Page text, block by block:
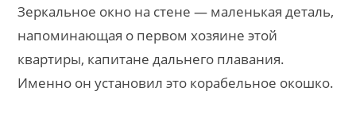
Зеркальное окно на стене — маленькая деталь,
напоминающая о первом хозяине этой
квартиры, капитане дальнего плавания.
Именно он установил это корабельное окошко.